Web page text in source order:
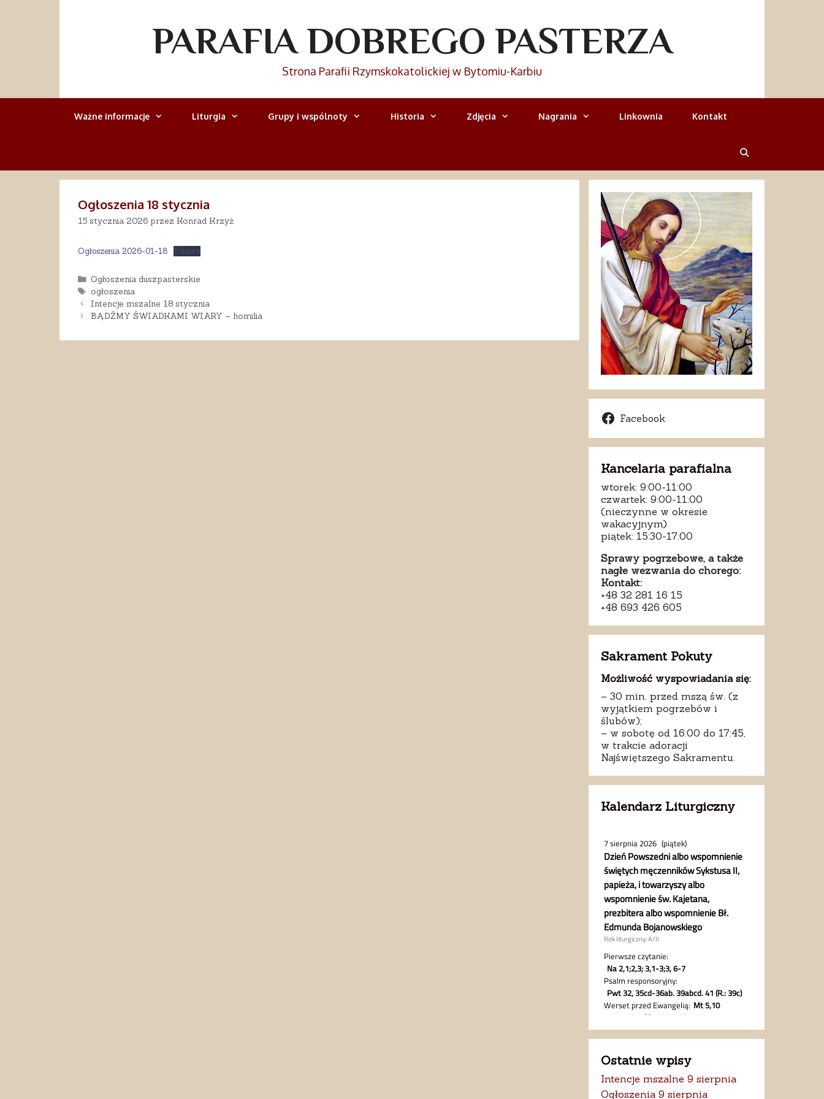
PARAFIA DOBREGO PASTERZA
Strona Parafii Rzymskokatolickiej w Bytomiu-Karbiu
Ważne informacje Liturgia Grupy i wspólnoty Historia Zdjęcia Nagrania Linkownia Kontakt
Ogłoszenia 18 stycznia
15 stycznia 2026 przez Konrad Krzyż
Ogłoszenia 2026-01-18 Pobierz
Kategorie
Ogłoszenia duszpasterskie
Tagi
ogłoszenia
Intencje mszalne 18 stycznia
BĄDŹMY ŚWIADKAMI WIARY – homilia
Facebook
Kancelaria parafialna
wtorek: 9:00-11:00
czwartek: 9:00-11:00
(nieczynne w okresie
wakacyjnym)
piątek: 15:30-17:00
Sprawy pogrzebowe, a także
nagłe wezwania do chorego:
Kontakt:
+48 32 281 16 15
+48 693 426 605
Sakrament Pokuty
Możliwość wyspowiadania się:
– 30 min. przed mszą św. (z
wyjątkiem pogrzebów i
ślubów);
– w sobotę od 16:00 do 17:45,
w trakcie adoracji
Najświętszego Sakramentu.
Kalendarz Liturgiczny
Ostatnie wpisy
Intencje mszalne 9 sierpnia
Ogłoszenia 9 sierpnia